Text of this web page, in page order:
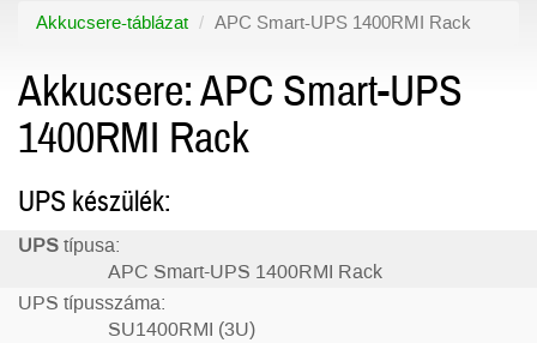
Akkucsere-táblázat APC Smart-UPS 1400RMI Rack
Akkucsere: APC Smart-UPS
1400RMI Rack
UPS készülék:
UPS típusa:
APC Smart-UPS 1400RMI Rack
UPS típusszáma:
SU1400RMI (3U)